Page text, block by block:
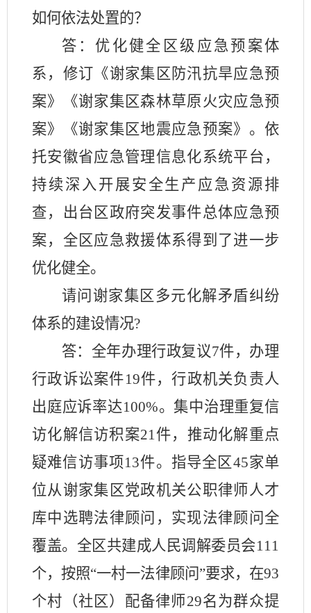
如何依法处置的？
答： 优化健全区级应急预案体
系，修订《谢家集区防汛抗旱应急预
案》《谢家集区森林草原火灾应急预
案》《谢家集区地震应急预案》。依
托安徽省应急管理信息化系统平台，
持续深入开展安全生产应急资源排
查，出台区政府突发事件总体应急预
案，全区应急救援体系得到了进一步
优化健全。
请问谢家集区多元化解矛盾纠纷
体系的建设情况?
答： 全年办理行政复议7件，办理
行政诉讼案件19件，行政机关负责人
出庭应诉率达100%。 集中治理重复信
访化解信访积案21件，推动化解重点
疑难信访事项13件。 指导全区45家单
位从谢家集区党政机关公职律师人才
库中选聘法律顾问，实现法律顾问全
覆盖。全区共建成人民调解委员会111
个，按照“一村一法律顾问”要求，在93
个村（社区）配备律师29名为群众提